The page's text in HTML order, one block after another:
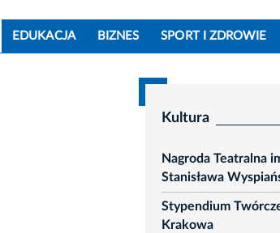
EDUKACJA BIZNES SPORT I ZDROWIE
Kultura
Nagroda Teatralna
Stanisława
Stypendium
Krakowa